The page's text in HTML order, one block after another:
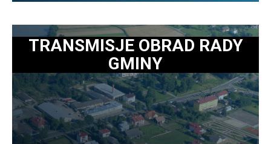
TRANSMISJE OBRAD RADY
GMINY